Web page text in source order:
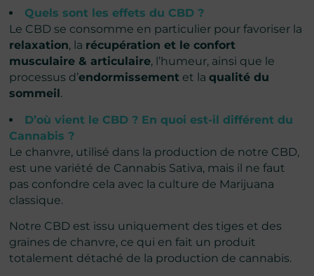
Quels sont les effets du CBD ?
Le CBD se consomme en particulier pour favoriser la
relaxation, la récupération et le confort
musculaire & articulaire, l’humeur, ainsi que le
processus d’endormissement et laqualité du
sommeil .
D’où vient le CBD ? En quoi est-il différent du
Cannabis ?
Le chanvre, utilisé dans la production de notre CBD,
est une variété de Cannabis Sativa, mais il ne faut
pas confondre cela avec la culture de Marijuana
classique.
Notre CBD est issu uniquement des tiges et des
graines de chanvre, ce qui en fait un produit
totalement détaché de la production de cannabis.